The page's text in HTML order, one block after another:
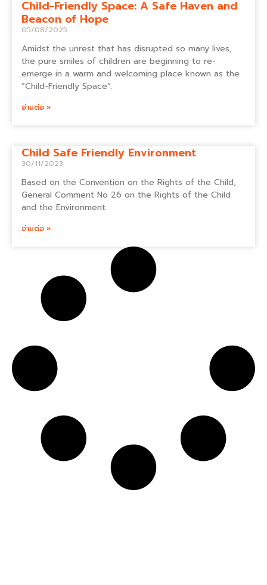
Child-Friendly Space: A Safe Haven and
Beacon of Hope
05/08/2025
Amidst the unrest that has disrupted so many lives,
the pure smiles of children are beginning to re-
emerge in a warm and welcoming place known as the
“Child-Friendly Space”.
อ่านต่อ »
Child Safe Friendly Environment
30/11/2023
Based on the Convention on the Rights of the Child,
General Comment No 26 on the Rights of the Child
and the Environment
อ่านต่อ »